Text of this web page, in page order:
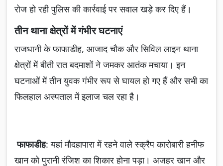
रोज हो रही पुलिस की कार्रवाई पर सवाल खड़े कर दिए हैं।
तीन थाना क्षेत्रों में गंभीर घटनाएं
राजधानी के फाफाडीह, आजाद चौक और सिविल लाइन थाना
क्षेत्रों में बीती रात बदमाशों ने जमकर आतंक मचाया। इन
घटनाओं में तीन युवक गंभीर रूप से घायल हो गए हैं और सभी का
फिलहाल अस्पताल में इलाज चल रहा है।
फाफाडीह: यहां मौदहापारा में रहने वाले स्क्रैप कारोबारी हनीफ
खान को पुरानी रंजिश का शिकार होना पड़ा। अजहर खान और